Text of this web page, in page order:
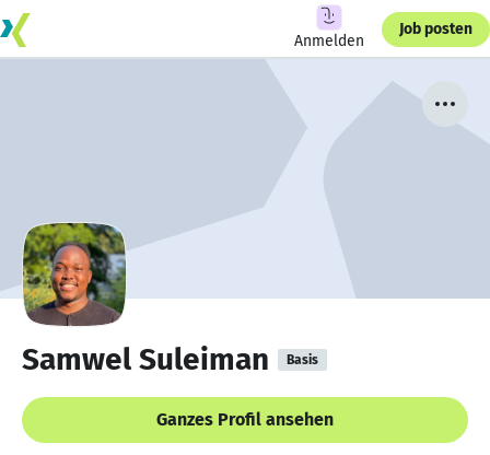
Anmelden
Job posten
Samwel Suleiman Basis
Ganzes Profil ansehen